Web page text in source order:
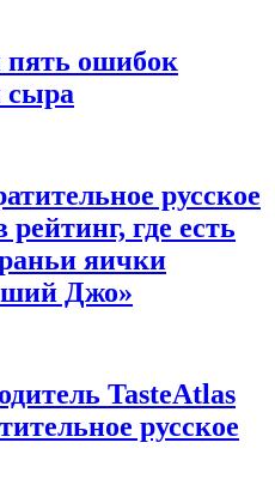
пять ошибок
сыра
русское
где есть
яички
Джо»
TasteAtlas
русское